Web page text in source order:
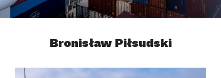
Bronisław Piłsudski